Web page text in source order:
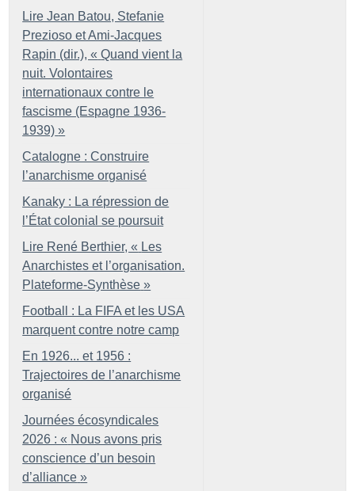
Lire Jean Batou, Stefanie
Prezioso et Ami-Jacques
Rapin (dir.), « Quand vient la
nuit. Volontaires
internationaux contre le
fascisme (Espagne 1936-
1939) »
Catalogne : Construire
l’anarchisme organisé
Kanaky : La répression de
l’État colonial se poursuit
Lire René Berthier, « Les
Anarchistes et l’organisation.
Plateforme-Synthèse »
Football : La FIFA et les USA
marquent contre notre camp
En 1926... et 1956 :
Trajectoires de l’anarchisme
organisé
Journées écosyndicales
2026 : « Nous avons pris
conscience d’un besoin
d’alliance »